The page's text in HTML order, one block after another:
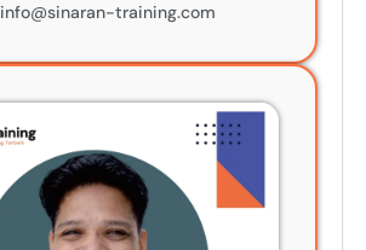
info@sinaran-training.com